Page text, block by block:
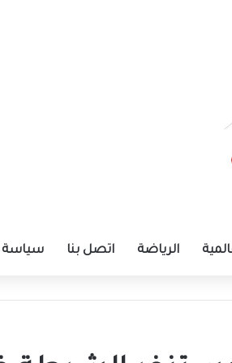
الرياضة اتصل بنا سياسة